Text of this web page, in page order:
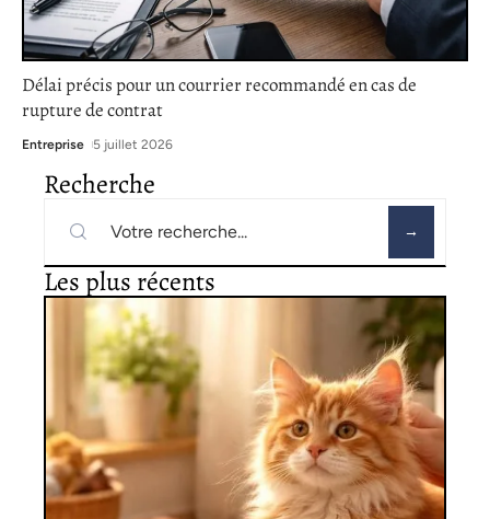
Délai précis pour un courrier recommandé en cas de
rupture de contrat
Entreprise 5 juillet 2026
Recherche
Les plus récents